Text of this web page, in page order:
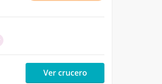
Ver crucero